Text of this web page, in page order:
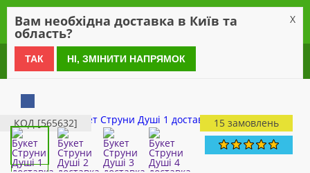
0 800 21 54 55
КОД [565632] 15 замовлень
Вам необхідна доставка в Київ та
область?
X
ТАК НІ, ЗМІНИТИ НАПРЯМОК